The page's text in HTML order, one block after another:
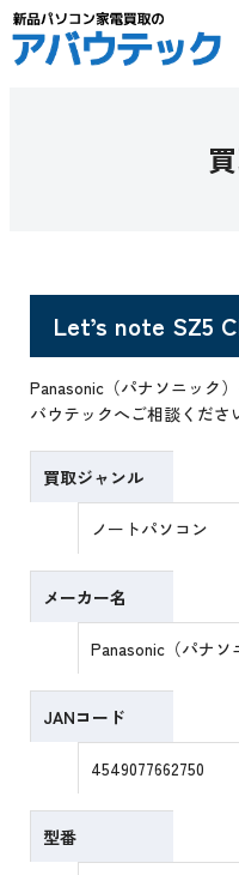
Let’s note SZ5
Panasonic（パナソニック
バウテックへご相談くださ
買取ジャンル
ノートパソコン
メーカー名
Panasonic（パナソ
JANコード
4549077662750
型番